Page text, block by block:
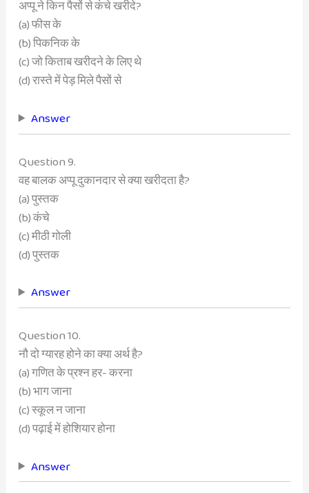
अप्पू ने किन पैसों से कंचे खरीदे?
(a) फीस के
(b) पिकनिक के
(c) जो किताब खरीदने के लिए थे
(d) रास्ते में पेड़ मिले पैसों से
Answer
Question 9.
वह बालक अप्पू दुकानदार से क्या खरीदता है?
(a) पुस्तक
(b) कंचे
(c) मीठी गोली
(d) पुस्तक
Answer
Question 10.
नौ दो ग्यारह होने का क्या अर्थ है?
(a) गणित के प्रश्न हर- करना
(b) भाग जाना
(c) स्कूल न जाना
(d) पढ़ाई में होशियार होना
Answer